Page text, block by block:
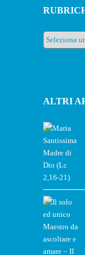
Rubriche
ALTRI